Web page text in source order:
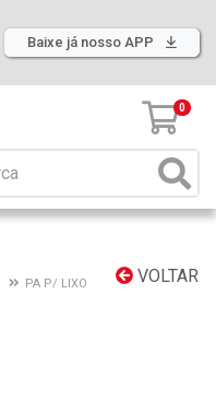
Baixe já nosso APP
0
VOLTAR
PA P/ LIXO